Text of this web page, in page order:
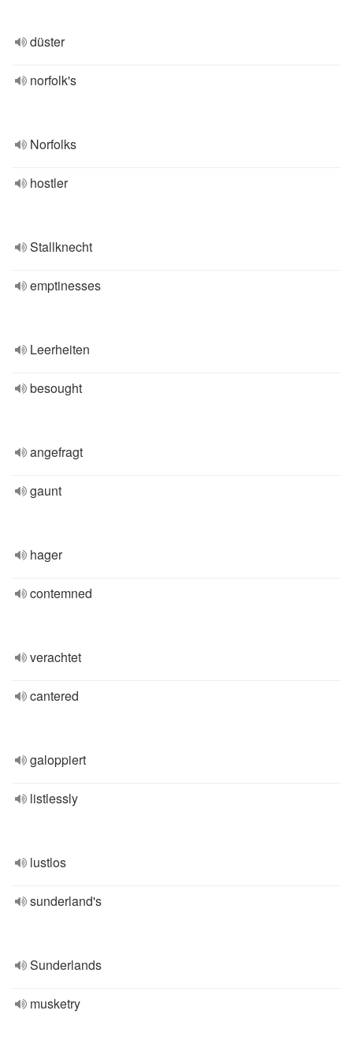
düster
norfolk's
Norfolks
hostler
Stallknecht
emptinesses
Leerheiten
besought
angefragt
gaunt
hager
contemned
verachtet
cantered
galoppiert
listlessly
lustlos
sunderland's
Sunderlands
musketry